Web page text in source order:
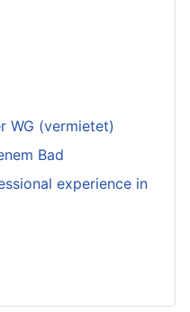
WG (vermietet)
Bad
experience in